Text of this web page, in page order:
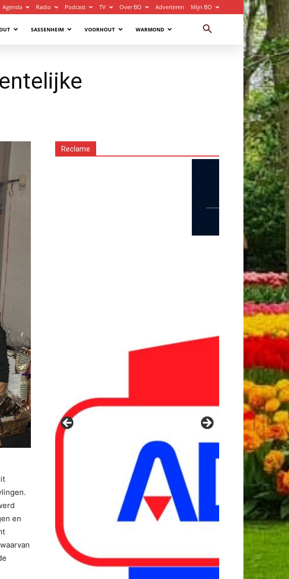
Agenda Radio Podcast TV Over BO Adverteren Mijn BO
SASSENHEIM VOORHOUT WARMOND
en
Reclame